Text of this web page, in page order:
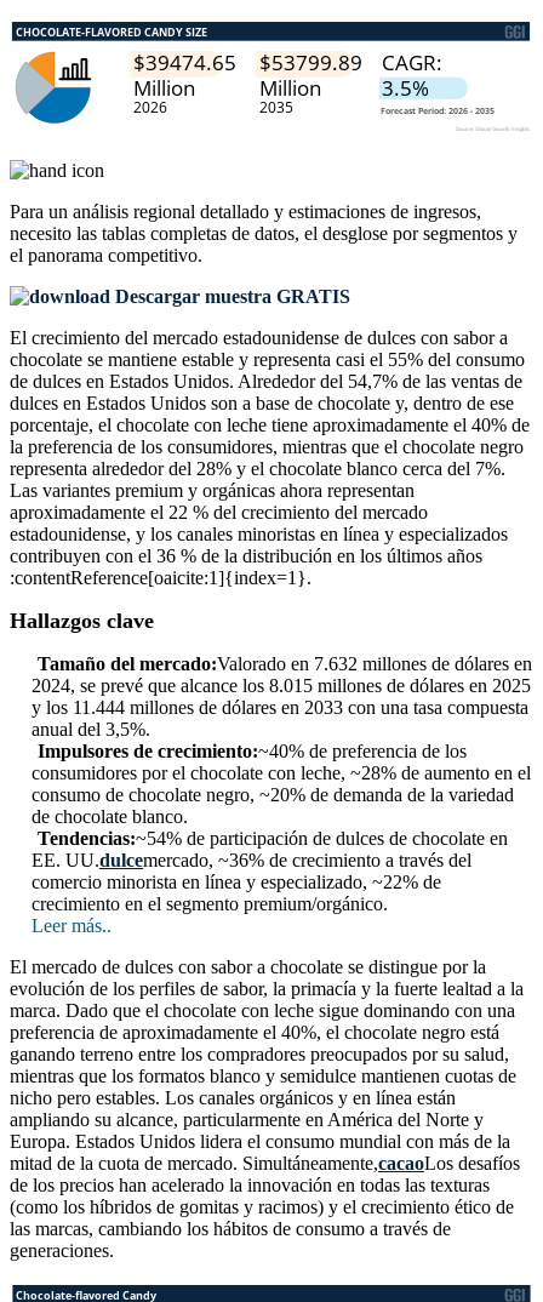
Para un análisis regional detallado y estimaciones de ingresos,
necesito las tablas completas de datos, el desglose por segmentos y
el panorama competitivo.
Descargar muestra GRATIS
El crecimiento del mercado estadounidense de dulces con sabor a
chocolate se mantiene estable y representa casi el 55% del consumo
de dulces en Estados Unidos. Alrededor del 54,7% de las ventas de
dulces en Estados Unidos son a base de chocolate y, dentro de ese
porcentaje, el chocolate con leche tiene aproximadamente el 40% de
la preferencia de los consumidores, mientras que el chocolate negro
representa alrededor del 28% y el chocolate blanco cerca del 7%.
Las variantes premium y orgánicas ahora representan
aproximadamente el 22 % del crecimiento del mercado
estadounidense, y los canales minoristas en línea y especializados
contribuyen con el 36 % de la distribución en los últimos años
:contentReference[oaicite:1]{index=1}.
Hallazgos clave
Tamaño del mercado:Valorado en 7.632 millones de dólares en
2024, se prevé que alcance los 8.015 millones de dólares en 2025
y los 11.444 millones de dólares en 2033 con una tasa compuesta
anual del 3,5%.
Impulsores de crecimiento:~40% de preferencia de los
consumidores por el chocolate con leche, ~28% de aumento en el
consumo de chocolate negro, ~20% de demanda de la variedad
de chocolate blanco.
Tendencias:~54% de participación de dulces de chocolate en
EE. UU.dulcemercado, ~36% de crecimiento a través del
comercio minorista en línea y especializado, ~22% de
crecimiento en el segmento premium/orgánico.
Leer más..
El mercado de dulces con sabor a chocolate se distingue por la
evolución de los perfiles de sabor, la primacía y la fuerte lealtad a la
marca. Dado que el chocolate con leche sigue dominando con una
preferencia de aproximadamente el 40%, el chocolate negro está
ganando terreno entre los compradores preocupados por su salud,
mientras que los formatos blanco y semidulce mantienen cuotas de
nicho pero estables. Los canales orgánicos y en línea están
ampliando su alcance, particularmente en América del Norte y
Europa. Estados Unidos lidera el consumo mundial con más de la
mitad de la cuota de mercado. Simultáneamente,cacaoLos desafíos
de los precios han acelerado la innovación en todas las texturas
(como los híbridos de gomitas y racimos) y el crecimiento ético de
las marcas, cambiando los hábitos de consumo a través de
generaciones.